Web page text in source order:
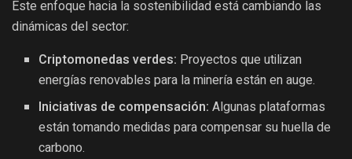
Este enfoque hacia la sostenibilidad está cambiando las
dinámicas del sector:
Criptomonedas verdes: Proyectos que utilizan
energías renovables para la minería están en auge.
Iniciativas de compensación: Algunas plataformas
están tomando medidas para compensar su huella de
carbono.